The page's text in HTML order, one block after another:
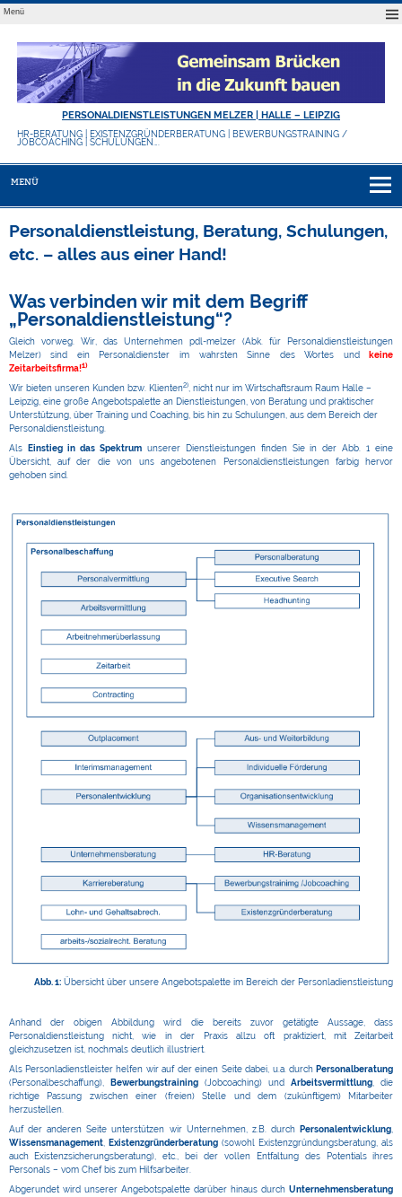
Menü
PERSONALDIENSTLEISTUNGEN MELZER | HALLE – LEIPZIG
HR-BERATUNG | EXISTENZGRÜNDERBERATUNG | BEWERBUNGSTRAINING /
JOBCOACHING | SCHULUNGEN….
MENÜ
Personaldienstleistung, Beratung, Schulungen,
etc. – alles aus einer Hand!
Was verbinden wir mit dem Begriff
„Personaldienstleistung“?
Gleich vorweg. Wir, das Unternehmen pdl-melzer (Abk. für Personaldienstleistungen
Melzer) sind ein Personaldienster im wahrsten Sinne des Wortes und
keine
Zeitarbeitsfirma!1)
Wir bieten unseren Kunden bzw. Klienten2), nicht nur im Wirtschaftsraum Raum Halle –
Leipzig, eine große Angebotspalette an Dienstleistungen, von Beratung und praktischer
Unterstützung, über Training und Coaching, bis hin zu Schulungen, aus dem Bereich der
Personaldienstleistung.
Als Einstieg in das Spektrumunserer Dienstleistungen finden Sie in der Abb. 1 eine
Übersicht, auf der die von uns angebotenen Personaldienstleistungen farbig hervor
gehoben sind.
Abb. 1: Übersicht über unsere Angebotspalette im Bereich der Personladienstleistung
Anhand der obigen Abbildung wird die bereits zuvor getätigte Aussage, dass
Personaldienstleistung nicht, wie in der Praxis allzu oft praktiziert, mit Zeitarbeit
gleichzusetzen ist, nochmals deutlich illustriert.
Als Personladienstleister helfen wir auf der einen Seite dabei, u.a. durch Personalberatung
(Personalbeschaffung),
Bewerbungstraining(Jobcoaching) undArbeitsvermittlung , die
richtige Passung zwischen einer (freien) Stelle und dem (zukünftigem) Mitarbeiter
herzustellen.
Auf der anderen Seite unterstützen wir Unternehmen, z.B. durch Personalentwicklung
Wissensmanagement, Existenzgründerberatung(sowohl Existenzgründungsberatung, als
auch Existenzsicherungsberatung), etc., bei der vollen Entfaltung des Potentials ihres
Personals – vom Chef bis zum Hilfsarbeiter.
Abgerundet wird unserer Angebotspalette darüber hinaus durchUnternehmensberatung